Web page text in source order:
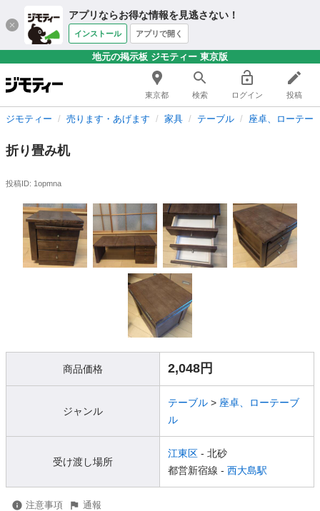
アプリならお得な情報を見逃さない！
インストール アプリで開く
地元の掲示板 ジモティー 東京版
東京都 検索 ログイン 投稿
ジモティー 売ります・あげます 家具 テーブル 座卓、ローテー
折り畳み机
投稿ID: 1opmna
商品価格 2,048円
ジャンル
テーブル > 座卓、ローテーブ
ル
受け渡し場所
江東区 - 北砂
都営新宿線 - 西大島駅
注意事項 通報